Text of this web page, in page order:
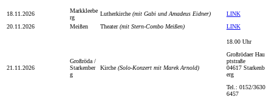
18.11.2026
Markkleebe
rg
Lutherkirche (mit Gabi und Amadeus Eidner)
LINK
20.11.2026
Meißen Theater(mit Stern-Combo Meißen) LINK
21.11.2026
Großröda /
Starkenber
g
Kirche (Solo-Konzert mit Marek Arnold)
18.00 Uhr
Großrödaer Hau
ptstraße
04617 Starkenb
erg
Tel.: 0152/3630
6457